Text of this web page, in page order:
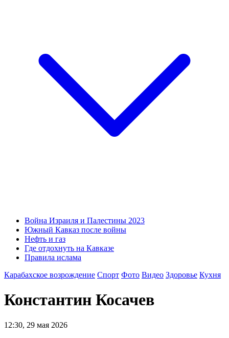
Война Израиля и Палестины 2023
Южный Кавказ после войны
Нефть и газ
Где отдохнуть на Кавказе
Правила ислама
Карабахское возрождение Спорт Фото Видео Здоровье Кухня
Константин Косачев
12:30, 29 мая 2026